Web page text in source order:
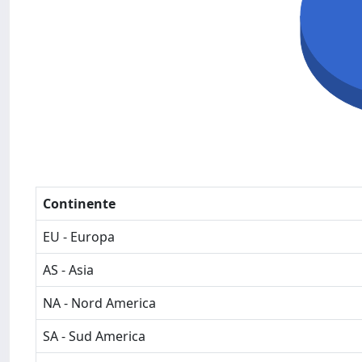
Continente
EU - Europa
AS - Asia
NA - Nord America
SA - Sud America